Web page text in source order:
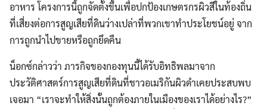
อาหาร โครงการนี้ถูกจัดตั้งขึ้นเพื่อปกป้องเกษตรกรผิวสีในท้องถิ่น
ที่เสี่ยงต่อการสูญเสียที่ดินว่างเปล่าที่พวกเขาทำประโยชน์อยู่ จาก
การถูกนำไปขายหรือถูกยึดคืน
น็อกซ์กล่าวว่า ภารกิจของกองทุนนี้ได้รับอิทธิพลมาจาก
ประวัติศาสตร์การสูญเสียที่ดินที่ชาวอเมริกันผิวดำเคยประสบพบ
เจอมา “เราจะทำให้สิ่งนั้นถูกต้องภายในเมืองของเราได้อย่างไร?”